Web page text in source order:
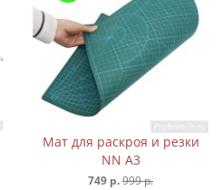
Мат для раскроя и резки
NN А3
749 р.999 р.